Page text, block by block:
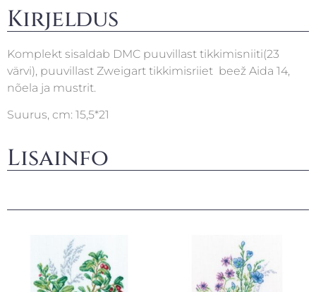
Kirjeldus
Komplekt sisaldab DMC puuvillast tikkimisniiti(23
värvi), puuvillast Zweigart tikkimisriiet beež Aida 14,
nõela ja mustrit.
Suurus, cm: 15,5*21
Lisainfo